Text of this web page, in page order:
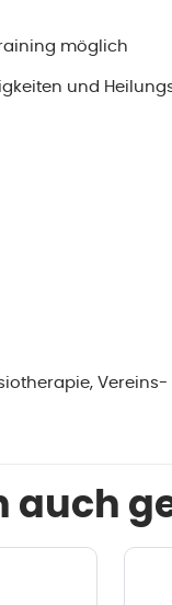
möglich
und
auch